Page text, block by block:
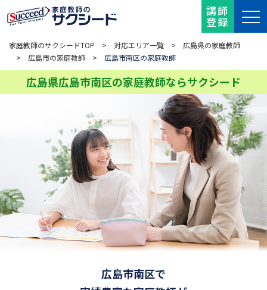
講師
登録
家庭教師のサクシードTOP > 対応エリア一覧 > 広島県の家庭教師
> 広島市の家庭教師 > 広島市南区の家庭教師
広島県広島市南区の家庭教師ならサクシード
広島市南区で